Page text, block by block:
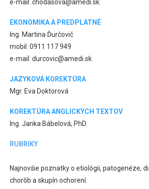
e-mail: chodasova@amedi.sk
EKONOMIKA A PREDPLATNÉ
Ing. Martina Ďurčovič
mobil: 0911 117 949
e-mail: durcovic@amedi.sk
JAZYKOVÁ KOREKTÚRA
Mgr. Eva Doktorová
KOREKTÚRA ANGLICKÝCH TEXTOV
Ing. Janka Bábelová, PhD.
RUBRIKY
Najnovšie poznatky o etiológii, patogenéze,
chorôb a skupín ochorení.